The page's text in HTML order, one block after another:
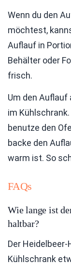
Wenn du den
möchtest,
Auflauf in
Behälter oder
frisch.
Um den
im
benutze den
backe den
warm ist. So
FAQs
Wie lange ist
haltbar?
Der
Kühlschrank